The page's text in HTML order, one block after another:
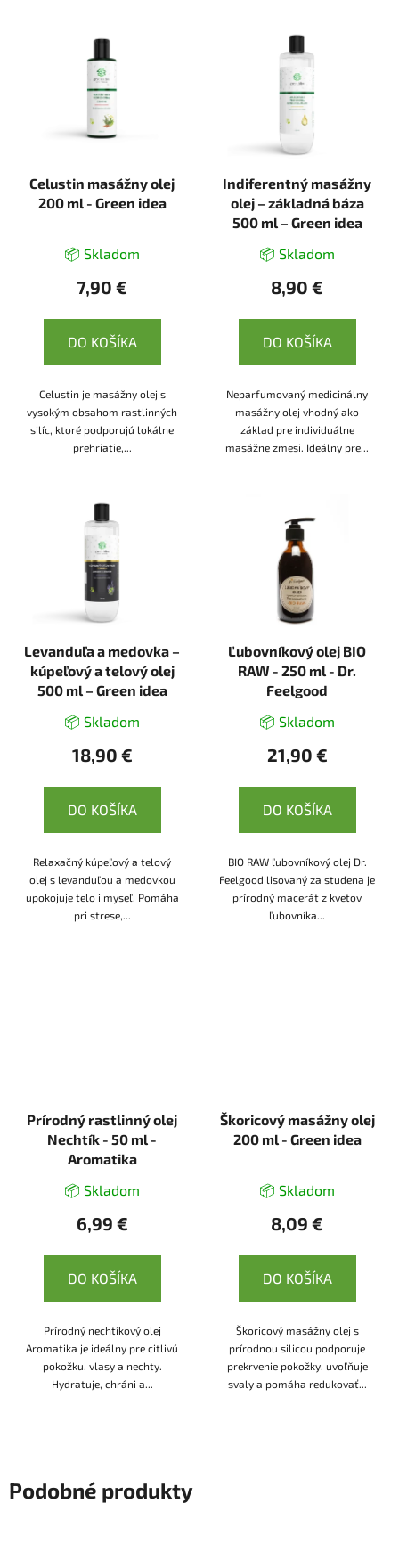
Celustin masážny olej
200 ml - Green idea
📦 Skladom
7,90 €
DO KOŠÍKA
Celustin je masážny olej s
vysokým obsahom rastlinných
silíc, ktoré podporujú lokálne
prehriatie,...
Indiferentný masážny
olej – základná báza
500 ml – Green idea
📦 Skladom
8,90 €
DO KOŠÍKA
Neparfumovaný medicinálny
masážny olej vhodný ako
základ pre individuálne
masážne zmesi. Ideálny pre...
Levanduľa a medovka –
kúpeľový a telový olej
500 ml – Green idea
📦 Skladom
18,90 €
DO KOŠÍKA
Relaxačný kúpeľový a telový
olej s levanduľou a medovkou
upokojuje telo i myseľ. Pomáha
pri strese,...
Ľubovníkový olej BIO
RAW - 250 ml - Dr.
Feelgood
📦 Skladom
21,90 €
DO KOŠÍKA
BIO RAW ľubovníkový olej Dr.
Feelgood lisovaný za studena je
prírodný macerát z kvetov
ľubovníka...
Prírodný rastlinný olej
Nechtík - 50 ml -
Aromatika
📦 Skladom
6,99 €
DO KOŠÍKA
Prírodný nechtíkový olej
Aromatika je ideálny pre citlivú
pokožku, vlasy a nechty.
Hydratuje, chráni a...
Škoricový masážny olej
200 ml - Green idea
📦 Skladom
8,09 €
DO KOŠÍKA
Škoricový masážny olej s
prírodnou silicou podporuje
prekrvenie pokožky, uvoľňuje
svaly a pomáha redukovať...
Podobné produkty